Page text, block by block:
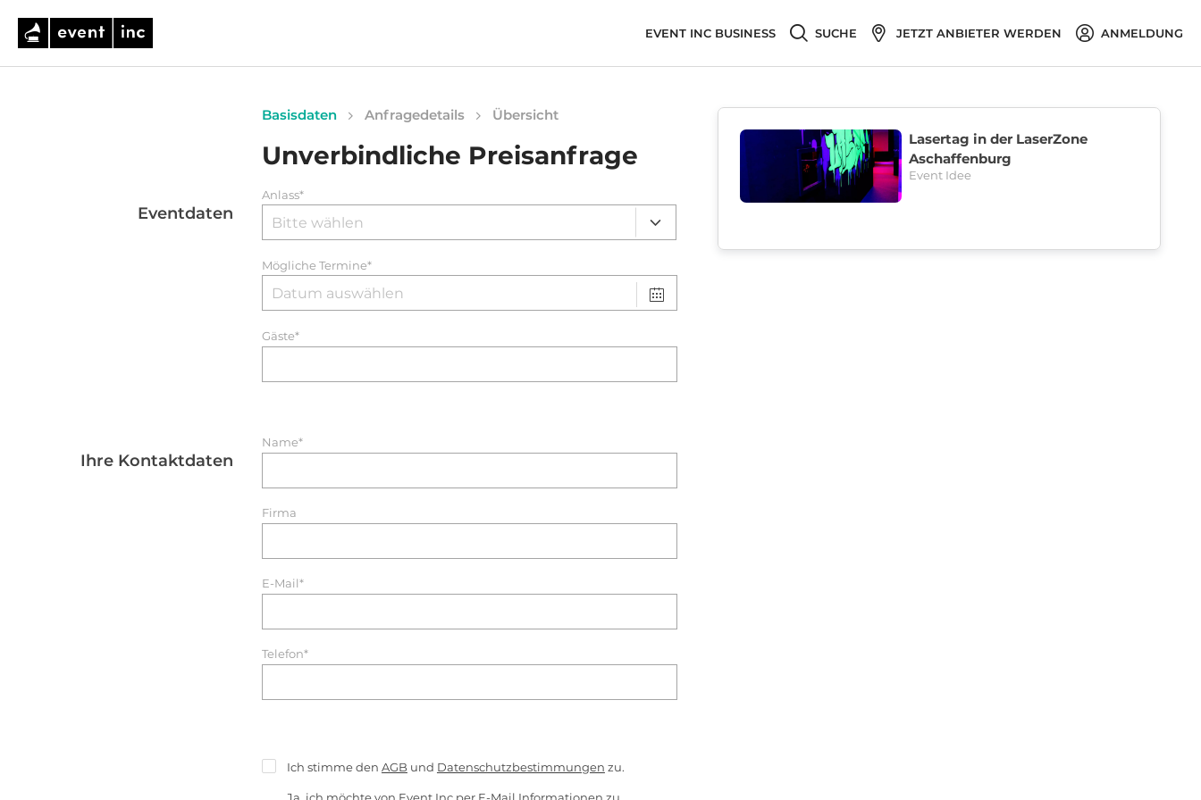
EVENT INC BUSINESS SUCHE JETZT ANBIETER WERDEN ANMELDUNG
Basisdaten Anfragedetails Übersicht
Unverbindliche Preisanfrage
Eventdaten
Anlass*
Mögliche Termine*
Gäste*
Ihre Kontaktdaten
Name*
Firma
E-Mail*
Telefon*
Ich stimme den AGB und Datenschutzbestimmungen zu.
Lasertag in der LaserZone
Aschaffenburg
Event Idee